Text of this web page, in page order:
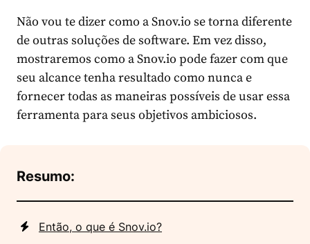
Não vou te dizer como a Snov.io se torna diferente
de outras soluções de software. Em vez disso,
mostraremos como a Snov.io pode fazer com que
seu alcance tenha resultado como nunca e
fornecer todas as maneiras possíveis de usar essa
ferramenta para seus objetivos ambiciosos.
Resumo:
Então, o que é Snov.io?